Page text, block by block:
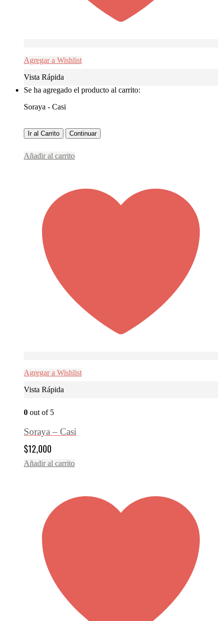
Agregar a Wishlist
Vista Rápida
Se ha agregado el producto al carrito:
Soraya - Casi
Ir al Carrito Continuar
Añadir al carrito
Agregar a Wishlist
Vista Rápida
0 out of 5
Soraya – Casi
$12,000
Añadir al carrito